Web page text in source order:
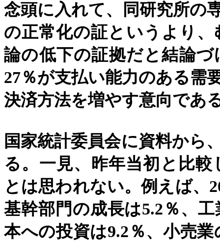
念頭に入れて、同研究所の
の正常化の証というより
論の低下の証拠だと結論
27％が支払い能力のある需
決済方法を増やす意向であ
国家統計委員会に資料から
る。一見、昨年当初と比
とは思われない。例えば、
基幹部門の成長は5.2 ％、
本への投資は9.2 ％、小売